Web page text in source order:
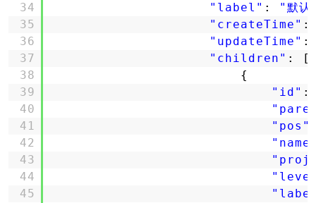
34
35
36
37
38
39
40
41
42
43
44
45
"label" :
"默
"createTime"
"updateTime"
"children" : [
{
"id"
"pos"